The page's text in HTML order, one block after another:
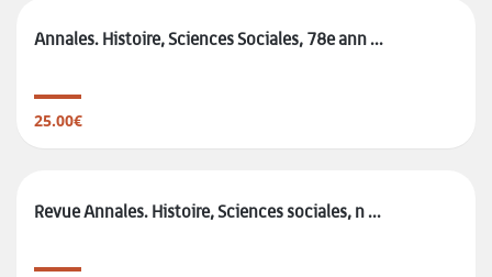
Annales. Histoire, Sciences Sociales, 78e ann ...
25.00€
Revue Annales. Histoire, Sciences sociales, n ...